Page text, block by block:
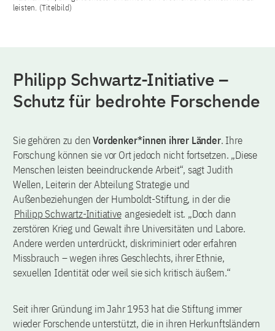
leisten. (Titelbild)
Philipp Schwartz-Initiative –
Schutz für bedrohte Forschende
Sie gehören zu denVordenker*innen ihrer Länder. Ihre
Forschung können sie vor Ort jedoch nicht fortsetzen. „Diese
Menschen leisten beeindruckende Arbeit“, sagt Judith
Wellen, Leiterin der Abteilung Strategie und
Außenbeziehungen der Humboldt-Stiftung, in der die
Philipp Schwartz-Initiative angesiedelt ist. „Doch dann
zerstören Krieg und Gewalt ihre Universitäten und Labore.
Andere werden unterdrückt, diskriminiert oder erfahren
Missbrauch – wegen ihres Geschlechts, ihrer Ethnie,
sexuellen Identität oder weil sie sich kritisch äußern.“
Seit ihrer Gründung im Jahr 1953 hat die Stiftung immer
wieder Forschende unterstützt, die in ihren Herkunftsländern